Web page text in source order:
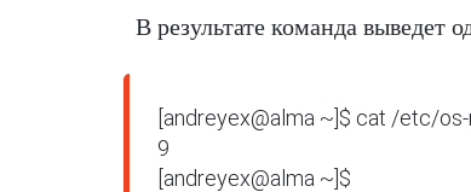
В результате команда выведет
[andreyex@alma ~]$ cat /etc/os-
9
[andreyex@alma ~]$